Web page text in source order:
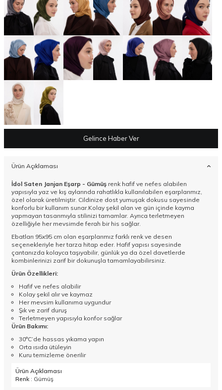
Gelince Haber Ver
Ürün Açıklaması
İdol Saten Janjan Eşarp - Gümüş renk hafif ve nefes alabilen
yapısıyla yaz ve kış aylarında rahatlıkla kullanılabilen eşarplarımız,
özel olarak üretilmiştir. Cildinize dost yumuşak dokusu sayesinde
konforlu bir kullanım sunar.Kolay şekil alan ve gün içinde kayma
yapmayan tasarımıyla stilinizi tamamlar. Ayrıca terletmeyen
özelliğiyle her mevsimde ferah bir his sağlar.
Ebatları 95x95 cm olan eşarplarımız farklı renk ve desen
seçenekleriyle her tarza hitap eder. Hafif yapısı sayesinde
çantanızda kolayca taşıyabilir, günlük ya da özel davetlerde
kombinlerinizi zarif bir dokunuşla tamamlayabilirsiniz.
Ürün Özellikleri:
Hafif ve nefes alabilir
Kolay şekil alır ve kaymaz
Her mevsim kullanıma uygundur
Şık ve zarif duruş
Terletmeyen yapısıyla konfor sağlar
Ürün Bakımı:
30°C’de hassas yıkama yapın
Orta ısıda ütüleyin
Kuru temizleme önerilir
Ürün Açıklaması
Renk : Gümüş